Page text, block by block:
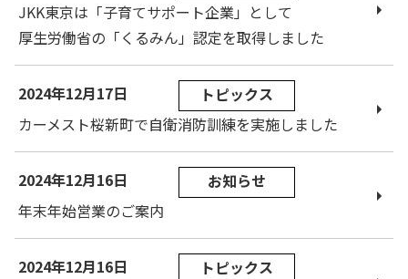
JKK東京は「子育てサポート企業」として
厚生労働省の「くるみん」認定を取得しました
2024年12月17日
トピックス
カーメスト桜新町で自衛消防訓練を実施しました
2024年12月16日
お知らせ
年末年始営業のご案内
2024年12月16日
トピックス